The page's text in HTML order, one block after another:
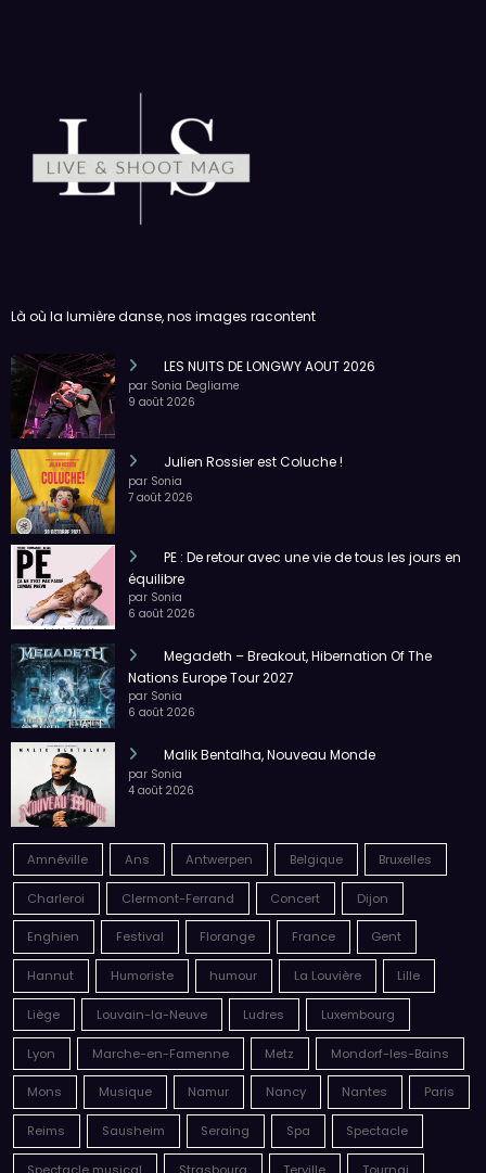
Là où la lumière danse, nos images racontent
LES NUITS DE LONGWY AOUT 2026
par Sonia Degliame
9 août 2026
Julien Rossier est Coluche !
par Sonia
7 août 2026
PE : De retour avec une vie de tous les jours en
équilibre
par Sonia
6 août 2026
Megadeth – Breakout, Hibernation Of The
Nations Europe Tour 2027
par Sonia
6 août 2026
Malik Bentalha, Nouveau Monde
par Sonia
4 août 2026
Amnéville Ans Antwerpen Belgique Bruxelles
Charleroi Clermont-Ferrand Concert Dijon
Enghien Festival Florange France Gent
Hannut Humoriste humour La Louvière Lille
Liège Louvain-la-Neuve Ludres Luxembourg
Lyon Marche-en-Famenne Metz Mondorf-les-Bains
Mons Musique Namur Nancy Nantes Paris
Reims Sausheim Seraing Spa Spectacle